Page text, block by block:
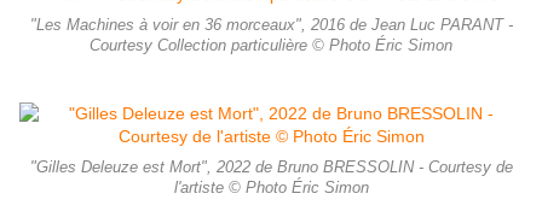
"Les Machines à voir en 36 morceaux", 2016 de Jean Luc PARANT -
Courtesy Collection particulière © Photo Éric Simon
"Gilles Deleuze est Mort", 2022 de Bruno BRESSOLIN - Courtesy de
l'artiste © Photo Éric Simon